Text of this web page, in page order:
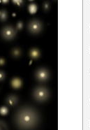
Video Editing